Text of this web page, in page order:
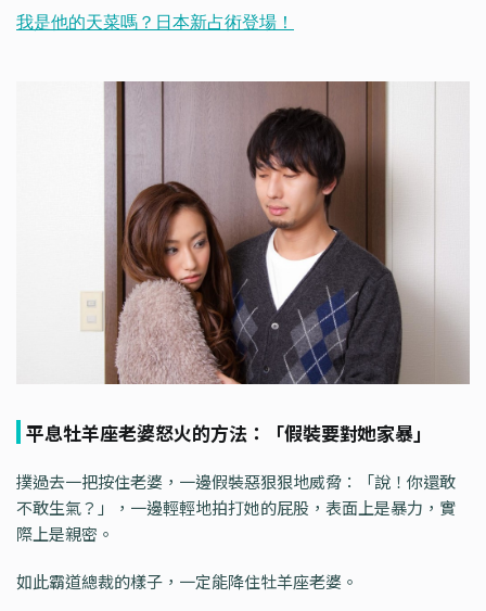
平息牡羊座老婆怒火的方法：「假裝要對她家暴」
撲過去一把按住老婆，一邊假裝惡狠狠地威脅：「說！你還敢
不敢生氣？」，一邊輕輕地拍打她的屁股，表面上是暴力，實
際上是親密。
如此霸道總裁的樣子，一定能降住牡羊座老婆。